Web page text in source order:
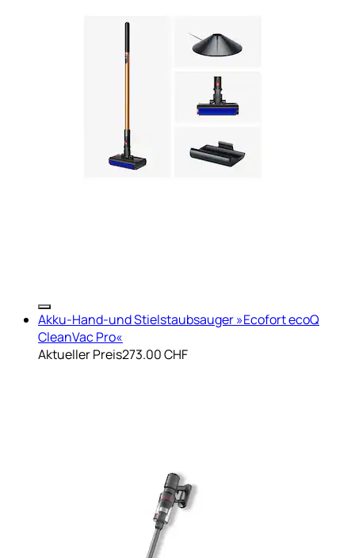
Akku-Hand-und Stielstaubsauger »Ecofort ecoQ
CleanVac Pro«
Aktueller Preis273.00 CHF